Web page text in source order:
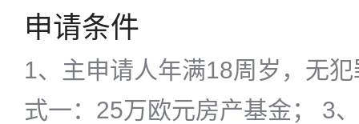
申请条件
1、主申请人年满18周岁，无
式一：25万欧元房产基金； 3